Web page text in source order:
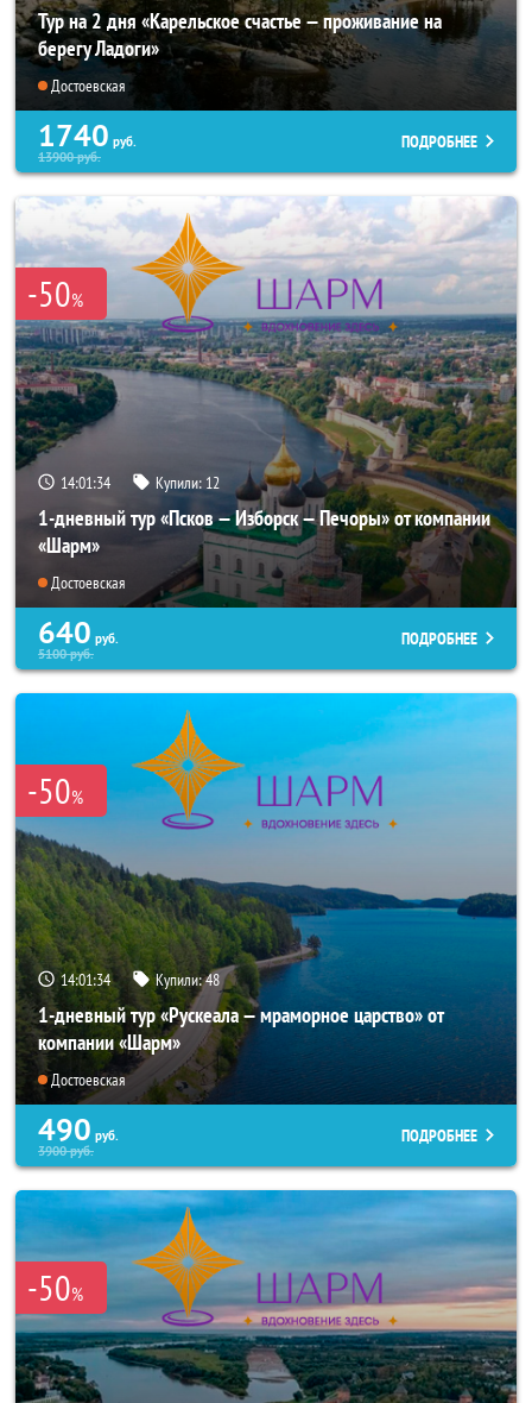
Тур на 2 дня «Карельское счастье — проживание на
берегу Ладоги»
Достоевская
1740 руб.
13900руб.
ПОДРОБНЕЕ
-50%
14:01:32 Купили: 12
1-дневный тур «Псков — Изборск — Печоры» от компании
«Шарм»
Достоевская
640 руб.
5100руб.
ПОДРОБНЕЕ
-50%
14:01:32 Купили:48
1-дневный тур «Рускеала — мраморное царство» от
компании «Шарм»
Достоевская
490 руб.
3900руб.
ПОДРОБНЕЕ
-50%